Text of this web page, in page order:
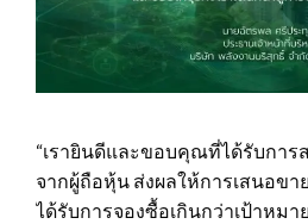
“เรายินดีและขอบคุณที่ได้รับกา
จากผู้ถือหุ้น ส่งผลให้การเสนอข
ได้รับการจองซื้อเกินกว่าเป้าหมา